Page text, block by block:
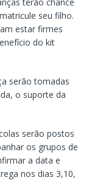
seu filho.
estar firmes
do kit
serão tomadas
o suporte da
serão postos
os grupos de
a data e
nos dias 3,10,